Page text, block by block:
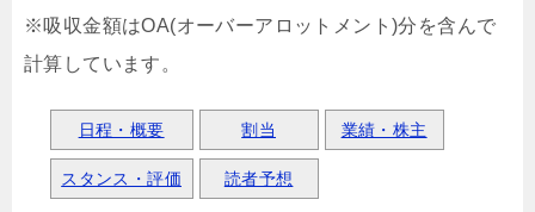
※吸収金額はOA(オーバーアロットメント)分を含んで
計算しています。
日程・概要 割当 業績・株主
スタンス・評価 読者予想